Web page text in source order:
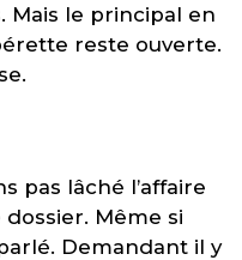
Mais le principal en
reste ouverte.
pas lâché l’affaire
Même si
Demandant il y